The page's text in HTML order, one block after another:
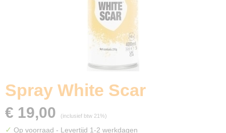
Spray White Scar
€ 19,00 (inclusief btw 21%)
✓ Op voorraad - Levertijd 1-2 werkdagen